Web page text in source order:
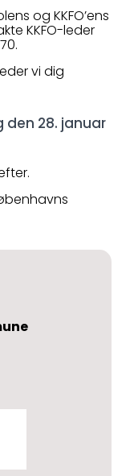
og KKFO’ens
KKFO-leder
vi dig
den 28. januar